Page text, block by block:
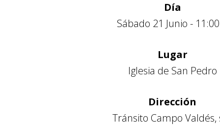
Día
Sábado 21 Junio -
Lugar
Iglesia de San Pedro
Dirección
Tránsito Campo Valdés,